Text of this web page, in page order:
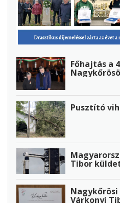
Főhajtás a
Pusztító
Tibor
Nagykőrösi
Várkonyi